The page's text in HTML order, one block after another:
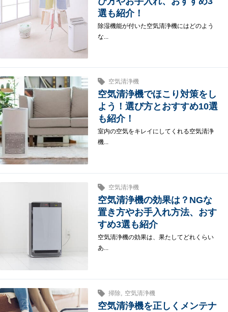
選も紹介！
除湿機能が付いた空気清浄機にはどのよう
な...
空気清浄機
空気清浄機でほこり対策をし
よう！選び方とおすすめ10選
も紹介！
室内の空気をキレイにしてくれる空気清浄
機...
空気清浄機
空気清浄機の効果は？NGな
置き方やお手入れ方法、おす
すめ3選も紹介
空気清浄機の効果は、果たしてどれくらい
あ...
掃除, 空気清浄機
空気清浄機を正しくメンテナ